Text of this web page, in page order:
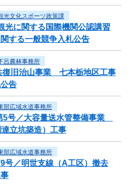
光文化スポーツ政策課
光に関する国際機関公認講習
する一般競争入札公告
呂農林事務所
復旧治山事業 七本栃地区工事
告
部広域水道事務所
5号／大容量送水管整備事業
立坑築造）工事
部広域水道事務所
9号／明世支線（A工区）撤去